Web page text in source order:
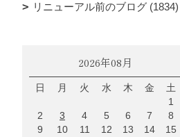
リニューアル前のブログ (1834)
2026年08月
日 月 火 水 木 金
土
1
2
3 4 5 6 7
8
9
10 11 12 13 14
15